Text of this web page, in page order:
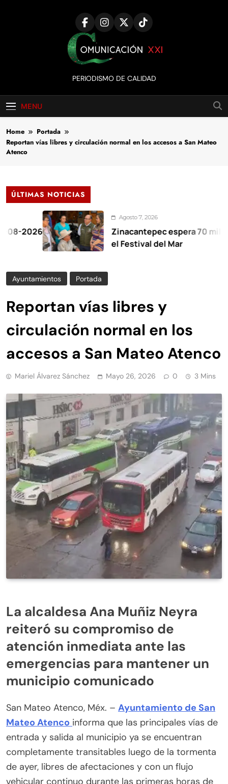
Comunicación
XXI
PERIODISMO DE CALIDAD
MENU
Home
Portada
Reportan vías libres y circulación normal en los accesos a San Mateo
Atenco
ÚLTIMAS NOTICIAS
Agosto 7, 2026
Zinacantepec espera 70 mil
el Festival del Mar
Ayuntamientos Portada
Reportan vías libres y
circulación normal en los
accesos a San Mateo Atenco
Mariel Álvarez Sánchez Mayo 26, 2026 0 3 Mins
La alcaldesa Ana Muñiz Neyra
reiteró su compromiso de
atención inmediata ante las
emergencias para mantener un
municipio comunicado
San Mateo Atenco, Méx. – Ayuntamiento de San
Mateo Atenco informa que las principales vías de
entrada y salida al municipio ya se encuentran
completamente transitables luego de la tormenta
de ayer, libres de afectaciones y con un flujo
vehicular continuo durante las primeras horas de